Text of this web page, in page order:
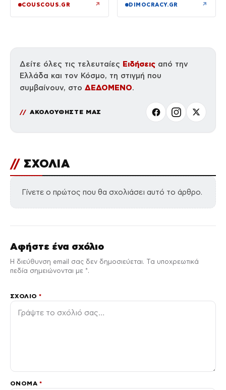
COUSCOUS.GR ↗ DIMOCRACY.GR ↗
Δείτε όλες τις τελευταίες Ειδήσεις από την
Ελλάδα και τον Κόσμο, τη στιγμή που
συμβαίνουν, στο ΔΕΔΟΜΕΝΟ.
ΑΚΟΛΟΥΘΗΣΤΕ ΜΑΣ
// ΣΧΟΛΙΑ
Γίνετε ο πρώτος που θα σχολιάσει αυτό το άρθρο.
Αφήστε ένα σχόλιο
Η διεύθυνση email σας δεν δημοσιεύεται. Τα υποχρεωτικά
πεδία σημειώνονται με *.
ΣΧΌΛΙΟ*
ΌΝΟΜΑ *